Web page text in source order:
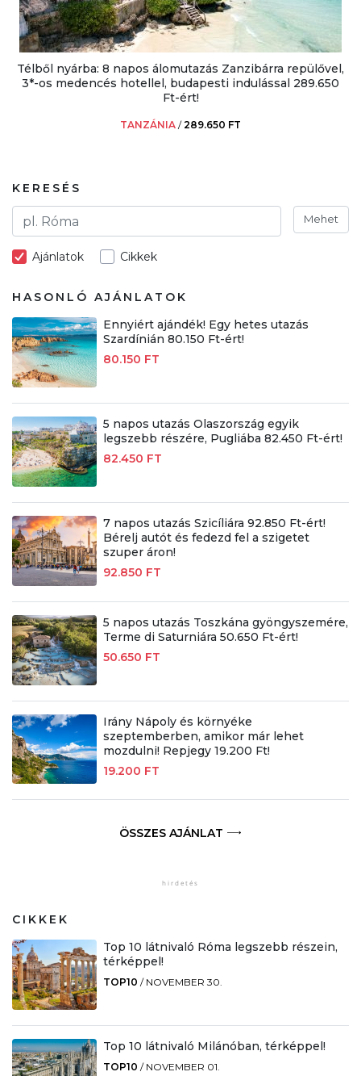
Télből nyárba: 8 napos álomutazás Zanzibárra repülővel,
3*-os medencés hotellel, budapesti indulással 289.650
Ft-ért!
TANZÁNIA /289.650 FT
KERESÉS
Mehet
Ajánlatok Cikkek
HASONLÓ AJÁNLATOK
Ennyiért ajándék! Egy hetes utazás
Szardínián 80.150 Ft-ért!
80.150 FT
5 napos utazás Olaszország egyik
legszebb részére, Pugliába 82.450 Ft-ért!
82.450 FT
7 napos utazás Szicíliára 92.850 Ft-ért!
Bérelj autót és fedezd fel a szigetet
szuper áron!
92.850 FT
5 napos utazás Toszkána gyöngyszemére,
Terme di Saturniára 50.650 Ft-ért!
50.650 FT
Irány Nápoly és környéke
szeptemberben, amikor már lehet
mozdulni! Repjegy 19.200 Ft!
19.200 FT
ÖSSZES AJÁNLAT
CIKKEK
Top 10 látnivaló Róma legszebb részein,
térképpel!
TOP10 / NOVEMBER 30.
Top 10 látnivaló Milánóban, térképpel!
TOP10 / NOVEMBER 01.